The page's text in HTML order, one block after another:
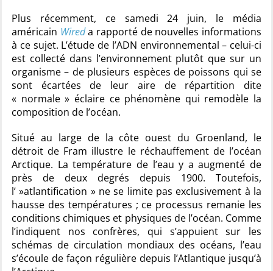
Plus récemment, ce samedi 24 juin, le média
américain Wireda rapporté de nouvelles informations
à ce sujet. L’étude de l’ADN environnemental – celui-ci
est collecté dans l’environnement plutôt que sur un
organisme – de plusieurs espèces de poissons qui se
sont écartées de leur aire de répartition dite
« normale » éclaire ce phénomène qui remodèle la
composition de l’océan.
Situé au large de la côte ouest du Groenland, le
détroit de Fram illustre le réchauffement de l’océan
Arctique. La température de l’eau y a augmenté de
près de deux degrés depuis 1900. Toutefois,
l’ »atlantification » ne se limite pas exclusivement à la
hausse des températures ; ce processus remanie les
conditions chimiques et physiques de l’océan. Comme
l’indiquent nos confrères, qui s’appuient sur les
schémas de circulation mondiaux des océans, l’eau
s’écoule de façon régulière depuis l’Atlantique jusqu’à